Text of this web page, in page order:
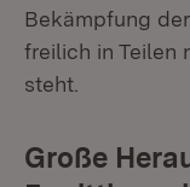
Bekämpfung
freilich in Teilen
steht.
Große